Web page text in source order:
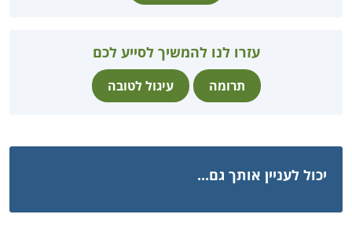
עזרו לנו להמשיך לסייע לכם
תרומה עיגול לטובה
יכול לעניין אותך גם...